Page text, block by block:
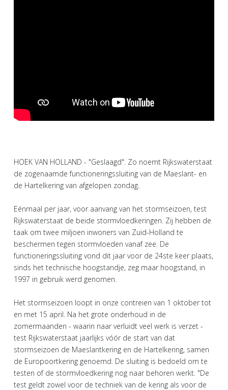
HOEK VAN HOLLAND - "Geslaagd". Zo noemt Rijkswaterstaat
de zogenaamde functioneringssluiting van de Maeslant- en
de Hartelkering van afgelopen zondag.
Eénmaal per jaar, voor aanvang van het stormseizoen, test
Rijkswaterstaat de beide stormvloedkeringen. Zij hebben de
taak om twee miljoen inwoners van Zuid-Holland te
beschermen tegen stormvloeden vanaf zee. De
functioneringssluiting vond dit jaar voor de 24ste keer plaats,
sinds het technische hoogstandje, zeg maar hoogstand, in
1997 in gebruik werd genomen.
Het stormseizoen loopt in onze contreien van 1 oktober tot
en met 15 april. Na het grote onderhoud in de
zomermaanden - waarin naar verluidt veel werk is verzet -
test Rijkswaterstaat jaarlijks vóór de start van dat
stormseizoen de Maeslantkering en de Hartelkering, samen
de Europoortkering genoemd. De sluiting is bedoeld om te
testen of de stormvloedkering nog naar behoren werkt. "De
test geldt zowel voor de techniek van de kering als voor de